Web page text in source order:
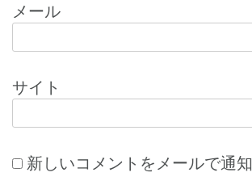
メール
サイト
新しいコメントをメールで通知